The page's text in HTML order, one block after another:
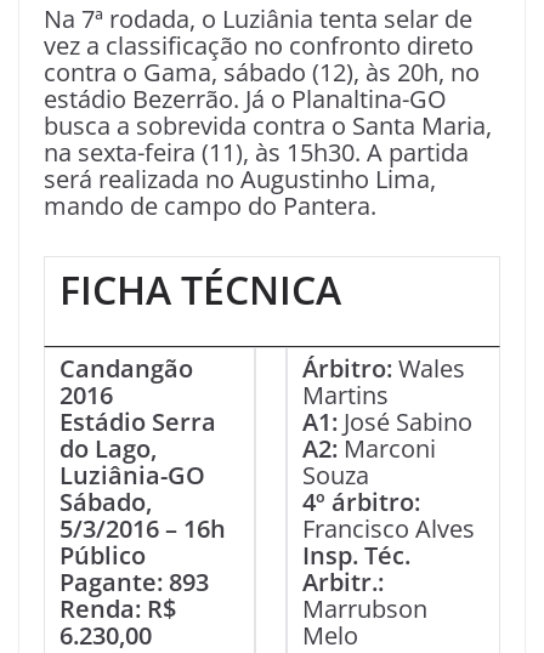
Na 7ª rodada, o Luziânia tenta selar de
vez a classificação no confronto direto
contra o Gama, sábado (12), às 20h, no
estádio Bezerrão. Já o Planaltina-GO
busca a sobrevida contra o Santa Maria,
na sexta-feira (11), às 15h30. A partida
será realizada no Augustinho Lima,
mando de campo do Pantera.
FICHA TÉCNICA
Candangão
2016
Estádio Serra
do Lago,
Luziânia-GO
Sábado,
5/3/2016 – 16h
Público
Pagante: 893
Renda: R$
6.230,00
Árbitro:Wales
Martins
A1: José Sabino
A2: Marconi
Souza
4º árbitro:
Francisco Alves
Insp. Téc.
Arbitr.:
Marrubson
Melo